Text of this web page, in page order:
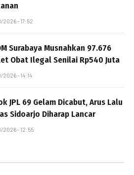
2026 - 17:52
Surabaya Musnahkan 97.676
Obat Ilegal Senilai Rp540 Juta
2026 - 14:14
JPL 69 Gelam Dicabut, Arus Lalu
Sidoarjo Diharap Lancar
2026 - 12:55